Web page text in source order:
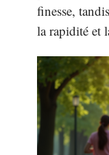
finesse,
la rapidité et